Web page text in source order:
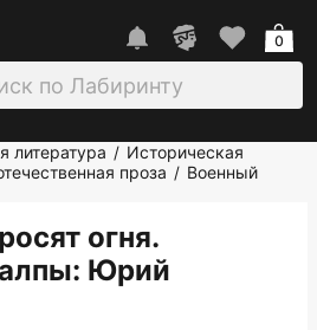
0
литература / Историческая
проза / Военный
огня.
: Юрий